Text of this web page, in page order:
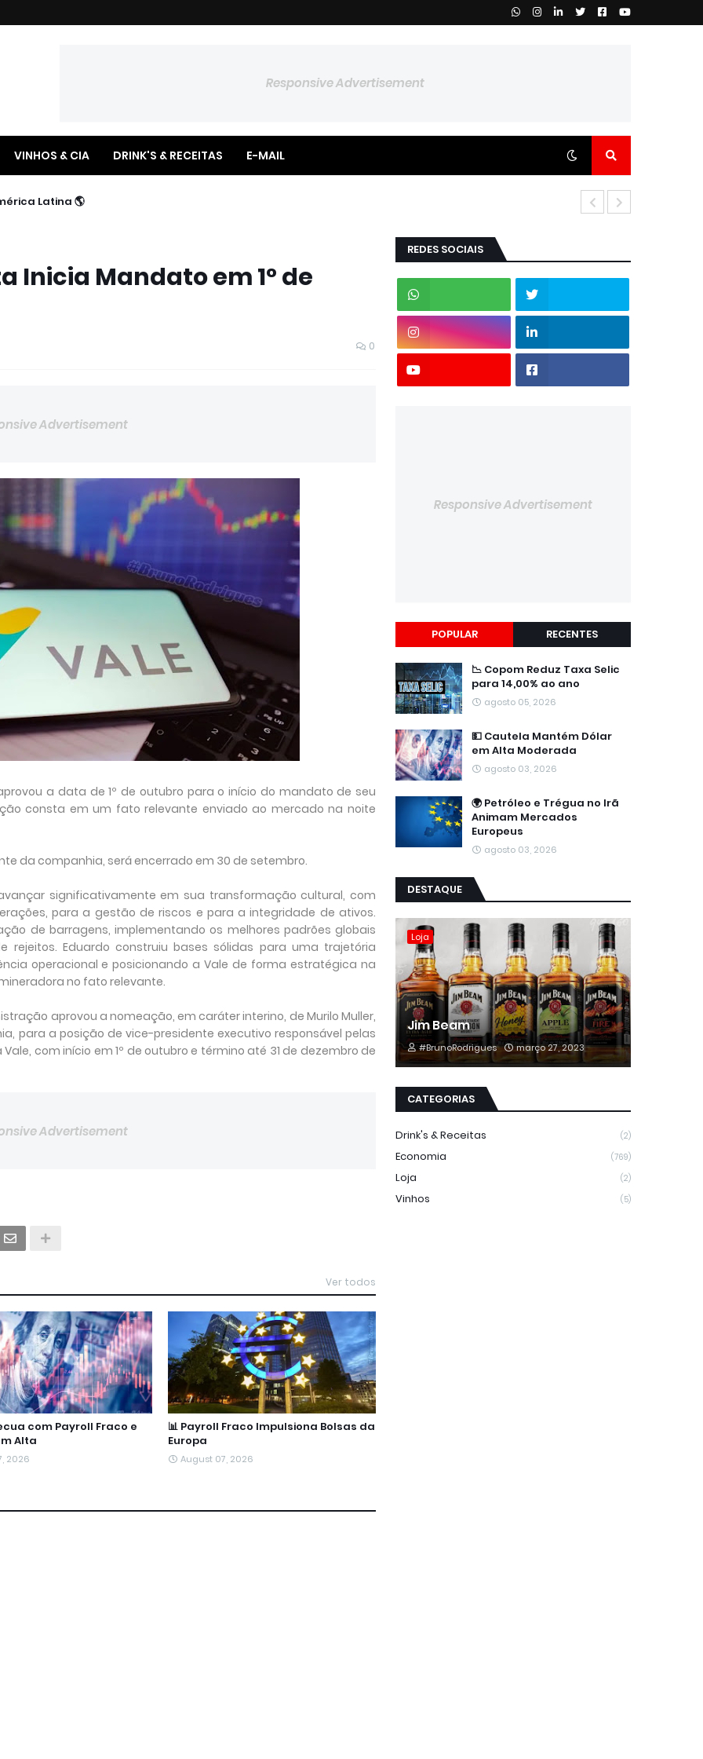
Responsive Advertisement
VINHOS & CIA DRINK'S & RECEITAS E-MAIL
🌎 BTG Pactual Amplia Presença na América Latina
Inicia Mandato em 1° de
0
Advertisement
a data de 1º de outubro para o início do mandato de seu
consta em um fato relevante enviado ao mercado na noite
da companhia, será encerrado em 30 de setembro.
significativamente em sua transformação cultural, com
para a gestão de riscos e para a integridade de ativos.
de barragens, implementando os melhores padrões globais
Eduardo construiu bases sólidas para uma trajetória
operacional e posicionando a Vale de forma estratégica na
no fato relevante.
aprovou a nomeação, em caráter interino, de Murilo Muller,
para a posição de vice-presidente executivo responsável pelas
com início em 1º de outubro e término até 31 de dezembro de
Advertisement
Ver todos
com Payroll Fraco e
Alta
2026
📊 Payroll Fraco Impulsiona Bolsas da
Europa
August 07, 2026
REDES SOCIAIS
Responsive Advertisement
POPULAR RECENTES
📉 Copom Reduz Taxa Selic
para 14,00% ao ano
agosto 05, 2026
💵 Cautela Mantém Dólar
em Alta Moderada
agosto 03, 2026
🌍 Petróleo e Trégua no Irã
Animam Mercados
Europeus
agosto 03, 2026
DESTAQUE
Loja
Jim Beam
#BrunoRodrigues março 27, 2023
CATEGORIAS
Drink's & Receitas (2)
Economia (769)
Loja (2)
Vinhos (5)